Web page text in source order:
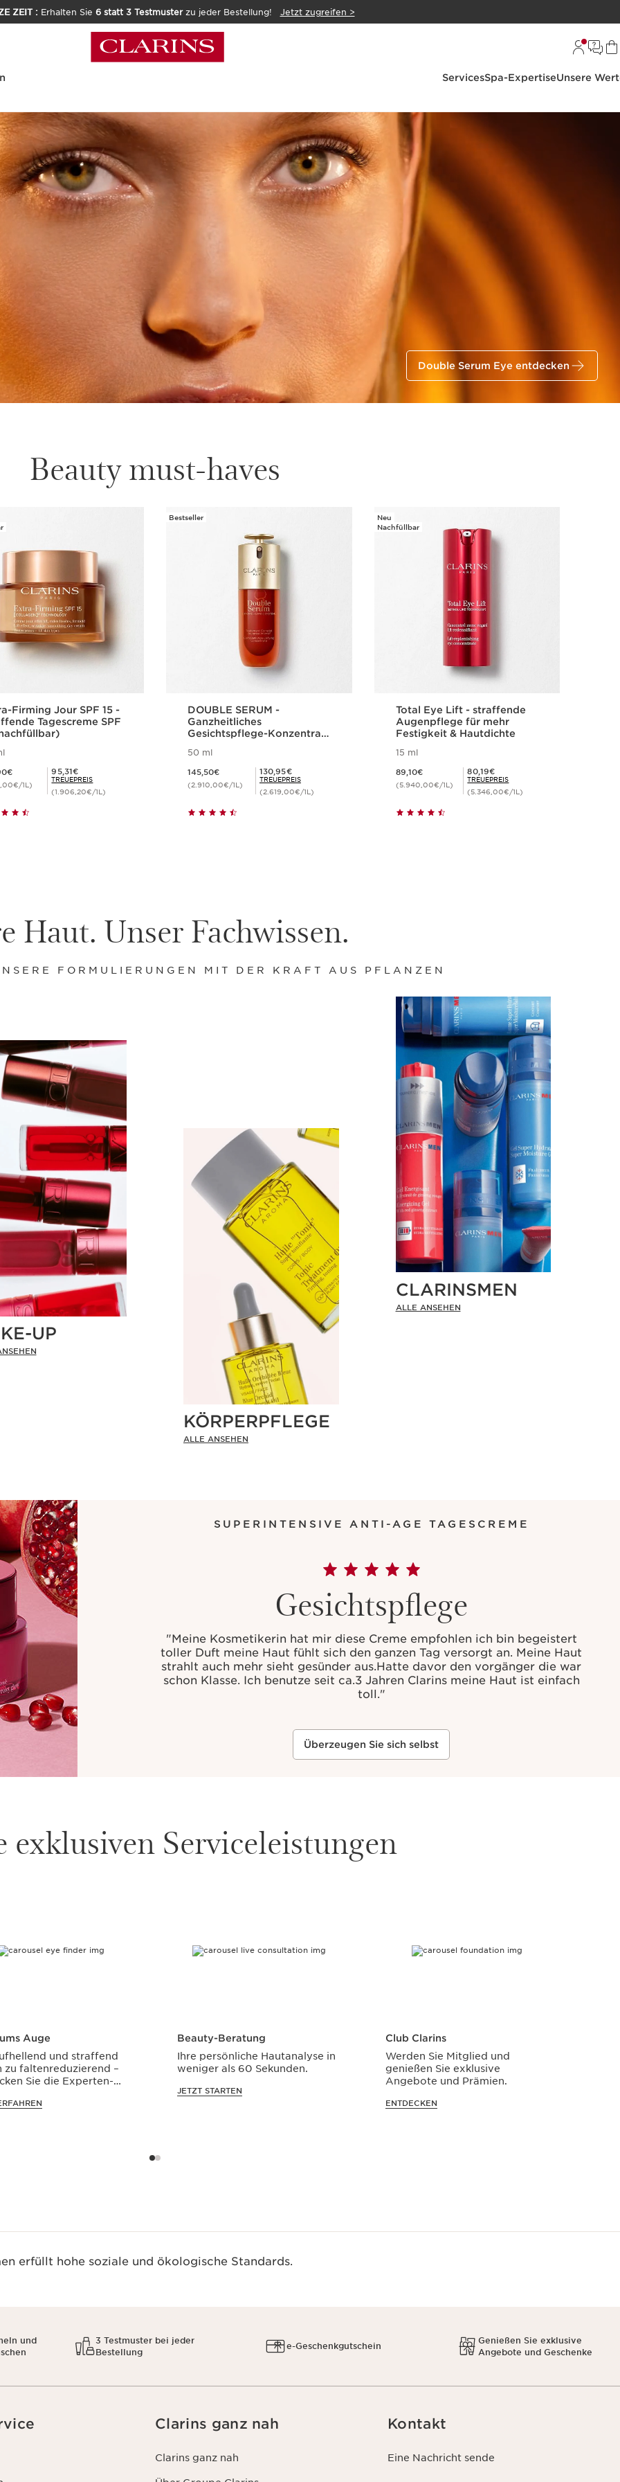
ZEIT : Erhalten Sie 6 statt 3 Testmusterzu jeder Bestellung! Jetzt zugreifen >
ServicesSpa-ExpertiseUnsere
Double Serum Eye entdecken
Beauty must-haves
Firming Jour SPF 15 -
Tagescreme SPF
1L)
Mitgliederpreis 95,31€
95,31€
TREUEPREIS
(1.906,20€/1L)
Schnellansicht
Bestseller
DOUBLE SERUM -
Ganzheitliches
Gesichtspflege-Konzentrat
50 ml
145,50€
(2.910,00€/1L)
Mitgliederpreis 130,95€
130,95€
TREUEPREIS
(2.619,00€/1L)
Schnellansicht
Neu
Nachfüllbar
Total Eye Lift - straffende
Augenpflege für mehr
Festigkeit & Hautdichte
15 ml
89,10€
(5.940,00€/1L)
Mitgliederpreis 80,19€
80,19€
TREUEPREIS
(5.346,00€/1L)
Schnellansicht
Haut. Unser Fachwissen.
FORMULIERUNGEN MIT DER KRAFT AUS PFLANZEN
UP
KÖRPERPFLEGE
ALLE ANSEHEN
CLARINSMEN
ALLE ANSEHEN
SUPERINTENSIVE ANTI-AGE TAGESCREME
Gesichtspflege
"Meine Kosmetikerin hat mir diese Creme empfohlen ich bin begeistert
toller Duft meine Haut fühlt sich den ganzen Tag versorgt an. Meine Haut
strahlt auch mehr sieht gesünder aus.Hatte davor den vorgänger die war
schon Klasse. Ich benutze seit ca.3 Jahren Clarins meine Haut ist einfach
toll."
Überzeugen Sie sich selbst
exklusiven Serviceleistungen
Auge
und straffend
zu faltenreduzierend –
Sie die Experten-
Beauty-Beratung
Ihre persönliche Hautanalyse in
weniger als 60 Sekunden.
JETZT STARTEN
Club Clarins
Werden Sie Mitglied und
genießen Sie exklusive
Angebote und Prämien.
ENTDECKEN
erfüllt hohe soziale und ökologische Standards.
und
3 Testmuster bei jeder
Bestellung
e-Geschenkgutschein
Genießen Sie exklusive
Angebote und Geschenke
Clarins ganz nah
Clarins ganz nah
Kontakt
Eine Nachricht sende